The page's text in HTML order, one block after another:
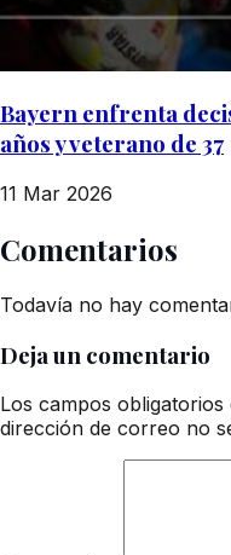
Bayern enfrenta
años y veterano de 37
11 Mar 2026
Comentarios
Todavía no hay
Deja un comentario
Los campos
dirección de correo no